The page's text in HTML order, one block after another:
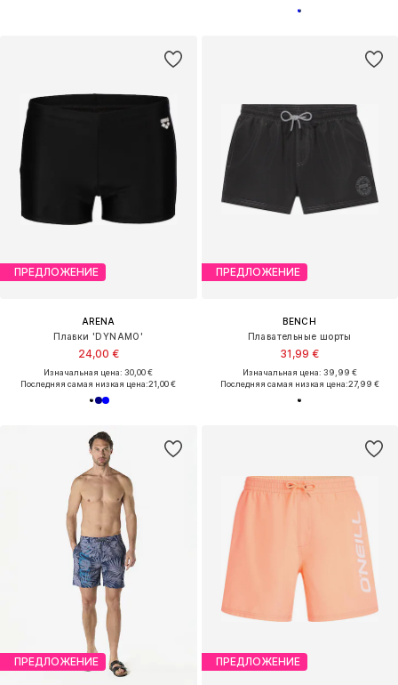
ПРЕДЛОЖЕНИЕ
ARENA
Плавки 'DYNAMO'
24,00 €
Изначальная цена: 30,00 €
Последняя самая низкая цена:21,00 €
ПРЕДЛОЖЕНИЕ
BENCH
Плавательные шорты
31,99 €
Изначальная цена: 39,99 €
Последняя самая низкая цена:27,99 €
ПРЕДЛОЖЕНИЕ ПРЕДЛОЖЕНИЕ